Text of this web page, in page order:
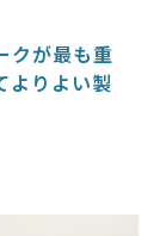
クが最も重
よりよい製